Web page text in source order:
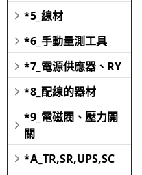
*5_線材
*6_手動量測工具
*7_電源供應器、RY
*8_配線的器材
*9_電磁閥、壓力開
關
*A_TR,SR,UPS,SC